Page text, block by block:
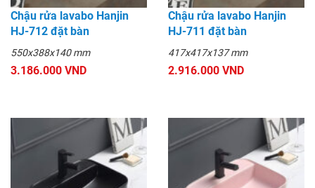
Chậu rửa lavabo Hanjin
HJ-712 đặt bàn
550x388x140 mm
3.186.000 VND
Chậu rửa lavabo Hanjin
HJ-711 đặt bàn
417x417x137 mm
2.916.000 VND